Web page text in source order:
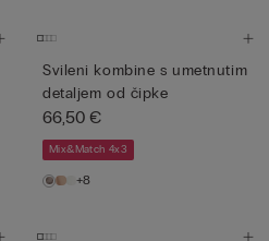
Svileni kombine s umetnutim
detaljem od čipke
66,50 €
Mix&Match 4x3
+8